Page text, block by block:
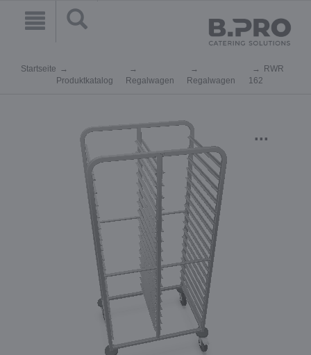
Startseite
Produktkatalog
Regalwagen Regalwagen
RWR
162
...